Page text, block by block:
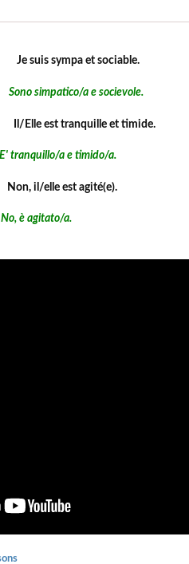
suis sympa et sociable.
simpatico/a e socievole.
est tranquille et timide.
a e timido/a.
il/elle est agité(e).
a.